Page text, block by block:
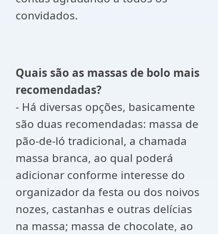
convidados.
Quais são as massas de bolo mais
recomendadas?
- Há diversas opções, basicamente
são duas recomendadas: massa de
pão-de-ló tradicional, a chamada
massa branca, ao qual poderá
adicionar conforme interesse do
organizador da festa ou dos noivos
nozes, castanhas e outras delícias
na massa; massa de chocolate, ao